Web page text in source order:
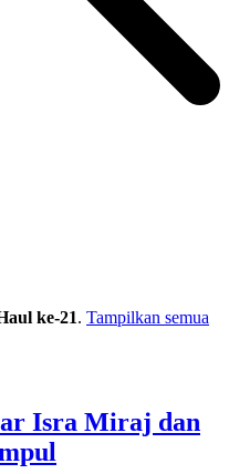
ke-21. Tampilkan semua
Isra Miraj dan